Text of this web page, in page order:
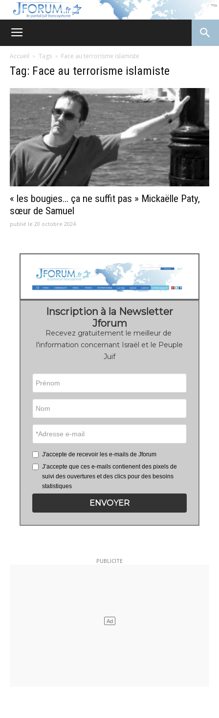
Accueil Tags Face au terrorisme islamiste
Tag: Face au terrorisme islamiste
« les bougies… ça ne suffit pas » Mickaëlle Paty,
sœur de Samuel
publié le 20 octobre 2024
Inscription à la Newsletter
Jforum
Recevez gratuitement le meilleur de
l'information concernant Israël et le Peuple
Juif
J'accepte de recevoir les e-mails de Jforum
J’accepte que ces e-mails contienent des pixels de
suivi des ouvertures et des clics pour des besoins
statistiques
ENVOYER